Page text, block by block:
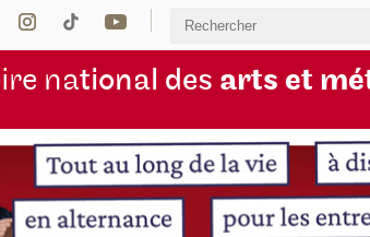
national des arts et